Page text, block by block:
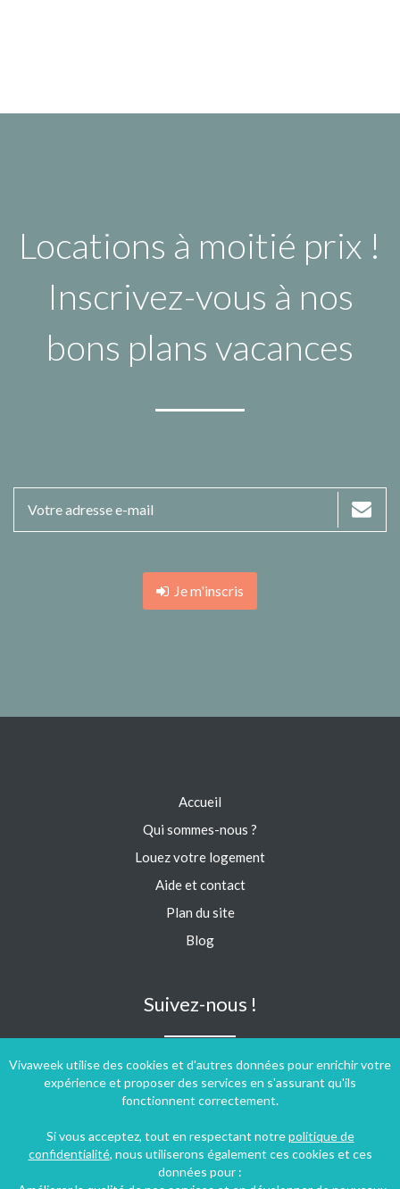
Locations à moitié prix !
Inscrivez-vous à nos
bons plans vacances
Je m'inscris
Vivaweek utilise des cookies et d'autres données pour enrichir votre
expérience et proposer des services en s'assurant qu'ils
fonctionnent correctement.
Si vous acceptez, tout en respectant notrepolitique de
confidentialité, nous utiliserons également ces cookies et ces
données pour :
Accueil
Qui sommes-nous ?
Louez votre logement
Aide et contact
Plan du site
Blog
Suivez-nous !